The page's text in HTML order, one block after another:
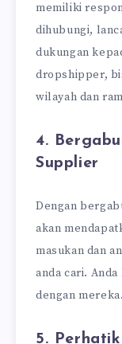
memiliki
dihubungi,
dukungan
dropshipper,
wilayah dan
4.
Supplier
Dengan
akan
masukan dan
anda cari.
dengan mereka.
5.